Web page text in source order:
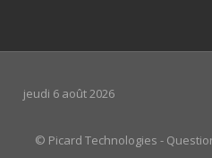
jeudi 6 août 2026
© Picard Technologies -